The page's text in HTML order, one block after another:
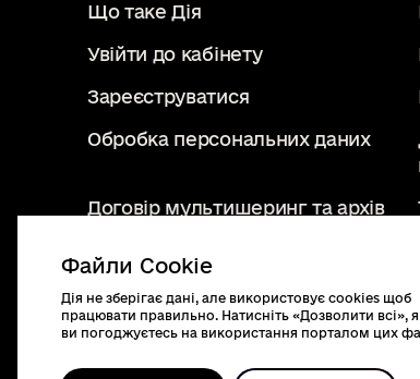
Файли Cookie
Дія не зберігає дані, але використовує cookies щоб
працювати правильно. Натисніть «Дозволити всі»,
ви погоджуєтесь на використання порталом цих
Що таке Дія
Увійти до кабінету
Зареєструватися
Обробка персональних даних
Договір мультишеринг та архів
diia.gov.ua
2019 - 2026. Всі права